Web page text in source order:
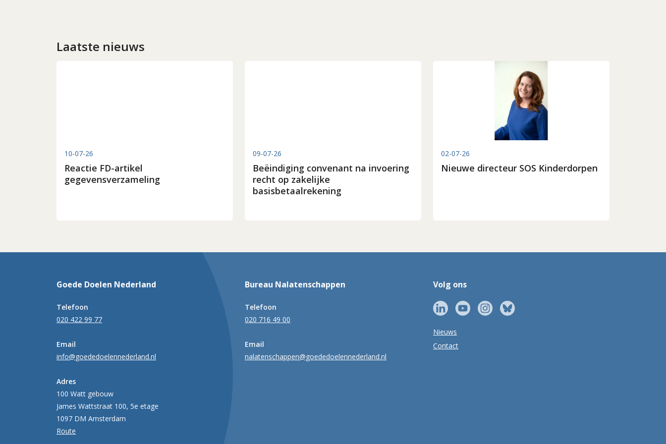
Laatste nieuws
10-07-26
Reactie FD-artikel
gegevensverzameling
09-07-26
Beëindiging convenant na invoering
recht op zakelijke
basisbetaalrekening
02-07-26
Nieuwe directeur SOS Kinderdorpen
Goede Doelen Nederland
Telefoon
020 422 99 77
Email
info@goededoelennederland.nl
Adres
100 Watt gebouw
James Wattstraat 100, 5e etage
1097 DM Amsterdam
Route
Bureau Nalatenschappen
Telefoon
020 716 49 00
Email
nalatenschappen@goededoelennederland.nl
Volg ons
Nieuws
Contact